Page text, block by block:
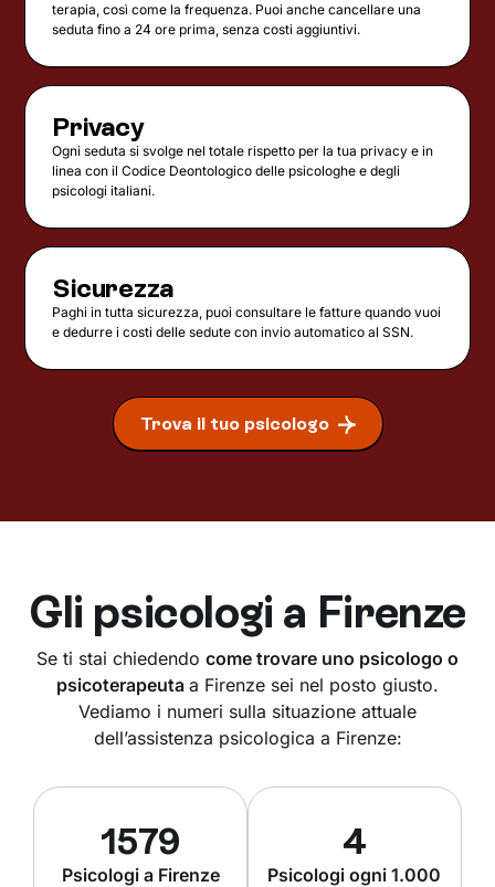
terapia, così come la frequenza. Puoi anche cancellare una
seduta fino a 24 ore prima, senza costi aggiuntivi.
Privacy
Ogni seduta si svolge nel totale rispetto per la tua privacy e in
linea con il Codice Deontologico delle psicologhe e degli
psicologi italiani.
Sicurezza
Paghi in tutta sicurezza, puoi consultare le fatture quando vuoi
e dedurre i costi delle sedute con invio automatico al SSN.
Trova il tuo psicologo
Gli psicologi a Firenze
Se ti stai chiedendo come trovare uno psicologo o
psicoterapeuta a Firenze sei nel posto giusto.
Vediamo i numeri sulla situazione attuale
dell’assistenza psicologica a Firenze:
1579
Psicologi a Firenze
4
Psicologi ogni 1.000